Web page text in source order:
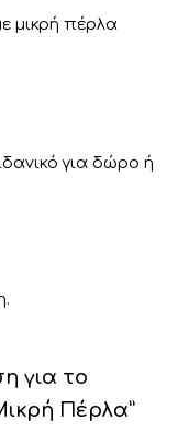
μικρή πέρλα
για δώρο ή
για το
Πέρλα”